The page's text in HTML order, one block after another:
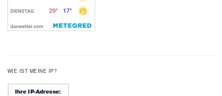
WIE IST MEINE IP?